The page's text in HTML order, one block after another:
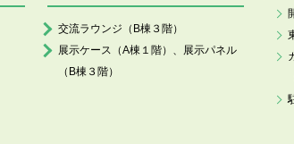
交流ラウンジ（B棟３階）
展示ケース（A棟１階）、展示パネル
（B棟３階）